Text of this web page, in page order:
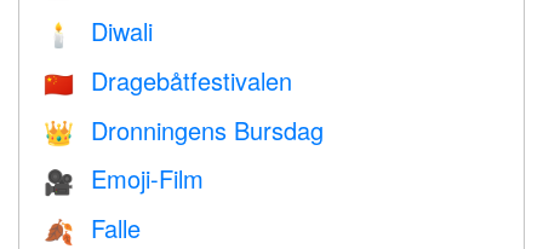
🕯 Diwali
🇨🇳 Dragebåtfestivalen
👑 Dronningens Bursdag
🎥 Emoji-Film
🍂 Falle